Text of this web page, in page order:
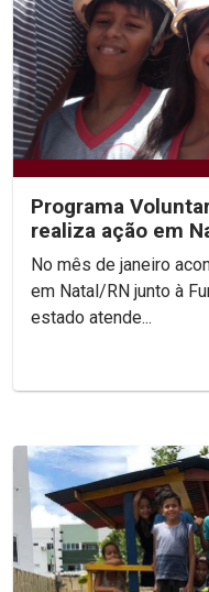
Programa
realiza ação em
No mês de janeiro
em Natal/RN junto à
estado atende...